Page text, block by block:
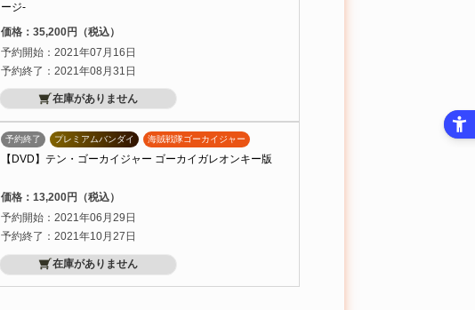
ージ-
価格：35,200円（税込）
予約開始：2021年07月16日
予約終了：2021年08月31日
在庫がありません
予約終了 プレミアムバンダイ 海賊戦隊ゴーカイジャー
【DVD】テン・ゴーカイジャー ゴーカイガレオンキー版
価格：13,200円（税込）
予約開始：2021年06月29日
予約終了：2021年10月27日
在庫がありません